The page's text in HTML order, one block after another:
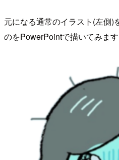
元になる通常のイラスト(左側)
のをPowerPointで描いてみます(